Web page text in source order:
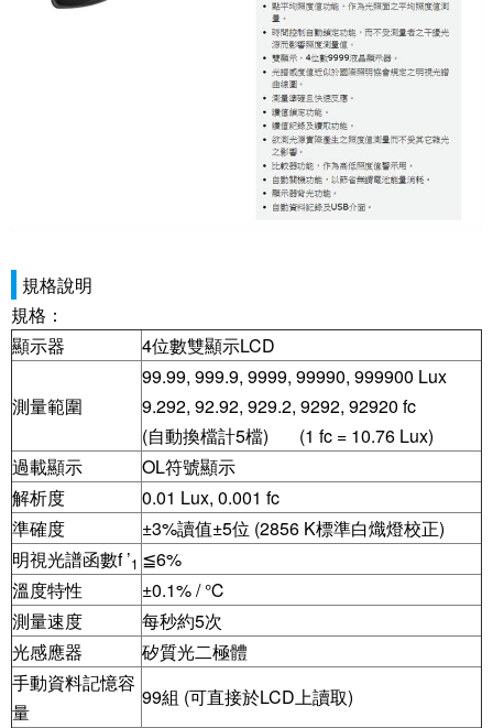
規格說明
規格：
顯示器
4位數雙顯示LCD
測量範圍
99.99, 999.9, 9999, 99990, 999900 Lux
9.292, 92.92, 929.2, 9292, 92920 fc
(自動換檔計5檔) (1 fc = 10.76 Lux)
過載顯示
OL符號顯示
解析度
0.01 Lux, 0.001 fc
準確度
±3%讀值±5位 (2856 Κ標準白熾燈校正)
明視光譜函數f ’1 ≦6%
溫度特性
±0.1% / ℃
測量速度
每秒約5次
光感應器
矽質光二極體
手動資料記憶容
量
99組 (可直接於LCD上讀取)